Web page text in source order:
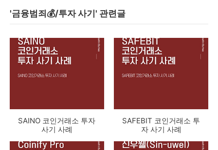
'금융범죄💰/투자 사기' 관련글
SAINO 코인거래소 투자
사기 사례
SAFEBIT 코인거래소 투
자 사기 사례